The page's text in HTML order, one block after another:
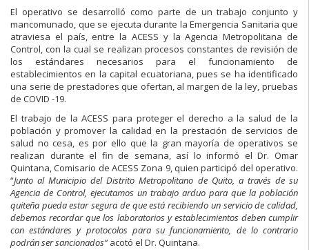
El operativo se desarrolló como parte de un trabajo conjunto y
mancomunado, que se ejecuta durante la Emergencia Sanitaria que
atraviesa el país, entre la ACESS y la Agencia Metropolitana de
Control, con la cual se realizan procesos constantes de revisión de
los estándares necesarios para el funcionamiento de
establecimientos en la capital ecuatoriana, pues se ha identificado
una serie de prestadores que ofertan, al margen de la ley, pruebas
de COVID -19.
El trabajo de la ACESS para proteger el derecho a la salud de la
población y promover la calidad en la prestación de servicios de
salud no cesa, es por ello que la gran mayoría de operativos se
realizan durante el fin de semana, así lo informó el Dr. Omar
Quintana, Comisario de ACESS Zona 9, quien participó del operativo.
“Junto al Municipio del Distrito Metropolitano de Quito, a través de su
Agencia de Control, ejecutamos un trabajo arduo para que la población
quiteña pueda estar segura de que está recibiendo un servicio de calidad,
debemos recordar que los laboratorios y establecimientos deben cumplir
con estándares y protocolos para su funcionamiento, de lo contrario
podrán ser sancionados”acotó el Dr. Quintana.